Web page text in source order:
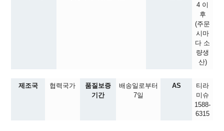
4 이
후
(주문
시마
다 소
량생
산)
제조국 협력국가
품질보증
기간
배송일로부터
7일
AS
티라
미슈
1588-
6315